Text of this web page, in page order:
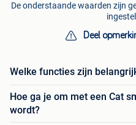
De onderstaande waarden zijn
Deel
Welke functies zijn
Hoe ga je om met een Cat
wordt?